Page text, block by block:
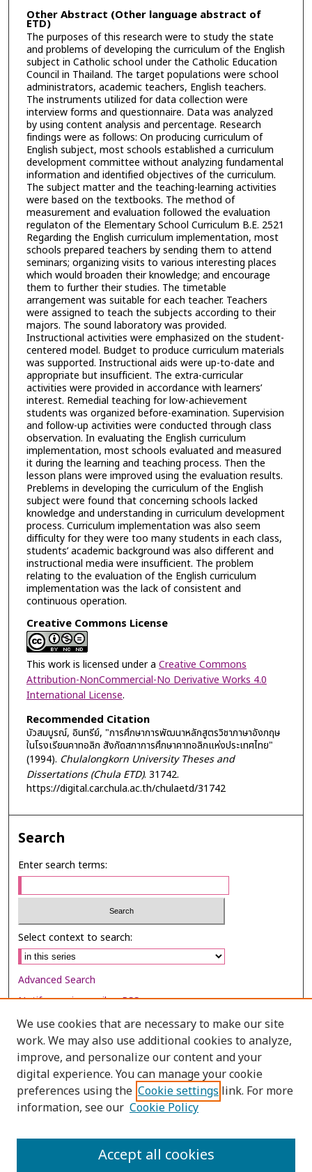
Other Abstract (Other language abstract of
ETD)
The purposes of this research were to study the state
and problems of developing the curriculum of the English
subject in Catholic school under the Catholic Education
Council in Thailand. The target populations were school
administrators, academic teachers, English teachers.
The instruments utilized for data collection were
interview forms and questionnaire. Data was analyzed
by using content analysis and percentage. Research
findings were as follows: On producing curriculum of
English subject, most schools established a curriculum
development committee without analyzing fundamental
information and identified objectives of the curriculum.
The subject matter and the teaching-learning activities
were based on the textbooks. The method of
measurement and evaluation followed the evaluation
regulaton of the Elementary School Curriculum B.E. 2521
Regarding the English curriculum implementation, most
schools prepared teachers by sending them to attend
seminars; organizing visits to various interesting places
which would broaden their knowledge; and encourage
them to further their studies. The timetable
arrangement was suitable for each teacher. Teachers
were assigned to teach the subjects according to their
majors. The sound laboratory was provided.
Instructional activities were emphasized on the student-
centered model. Budget to produce curriculum materials
was supported. Instructional aids were up-to-date and
appropriate but insufficient. The extra-curricular
activities were provided in accordance with learners’
interest. Remedial teaching for low-achievement
students was organized before-examination. Supervision
and follow-up activities were conducted through class
observation. In evaluating the English curriculum
implementation, most schools evaluated and measured
it during the learning and teaching process. Then the
lesson plans were improved using the evaluation results.
Preblems in developing the curriculum of the English
subject were found that concerning schools lacked
knowledge and understanding in curriculum development
process. Curriculum implementation was also seem
difficulty for they were too many students in each class,
students’ academic background was also different and
instructional media were insufficient. The problem
relating to the evaluation of the English curriculum
implementation was the lack of consistent and
continuous operation.
Creative Commons License
This work is licensed under a Creative Commons
Attribution-NonCommercial-No Derivative Works 4.0
International License.
Recommended Citation
บัวสมบูรณ์, อินทรีย์, "การศึกษาการพัฒนาหลักสูตรวิชาภาษาอังกฤษ
ในโรงเรียนคาทอลิก สังกัดสภาการศึกษาคาทอลิกแห่งประเทศไทย"
(1994). Chulalongkorn University Theses and
Dissertations (Chula ETD). 31742.
https://digital.car.chula.ac.th/chulaetd/31742
Search
Enter search terms:
Select context to search:
Advanced Search
Notify me via email orRSS
Browse
Collections
Disciplines
Authors
We use cookies that are necessary to make our site
work. We may also use additional cookies to analyze,
improve, and personalize our content and your
digital experience. You can manage your cookie
preferences using the Cookie settings link. For more
information, see our Cookie Policy
Accept all cookies